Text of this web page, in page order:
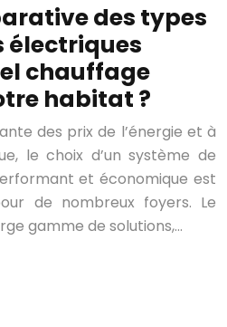
des types
électriques
chauffage
habitat ?
des prix de l’énergie et à
le choix d’un système de
et économique est
de nombreux foyers. Le
gamme de solutions,…